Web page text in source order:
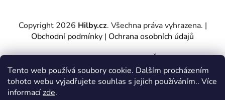
Tento web používá soubory cookie. Dalším procházením
tohoto webu vyjadřujete souhlas s jejich používáním.. Více
informacízde.
Copyright 2026 Hilby.cz. Všechna práva vyhrazena. |
Obchodní podmínky | Ochrana osobních údajů
Provozovatel e-shopu: Hilby CZ s.r.o., IČ: 27467317, se
sídlem Soukenická 2082/7,11000 Praha 1 – Nové
Město.
Společnost je zapsána u Městského soudu v Praze -